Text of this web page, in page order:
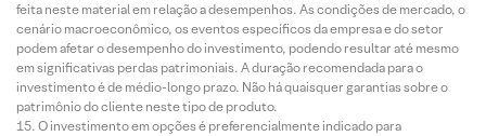
feita neste material em relação a desempenhos. As condições de mercado, o
cenário macroeconômico, os eventos específicos da empresa e do setor
podem afetar o desempenho do investimento, podendo resultar até mesmo
em significativas perdas patrimoniais. A duração recomendada para o
investimento é de médio-longo prazo. Não há quaisquer garantias sobre o
patrimônio do cliente neste tipo de produto.
O investimento em opções é preferencialmente indicado para